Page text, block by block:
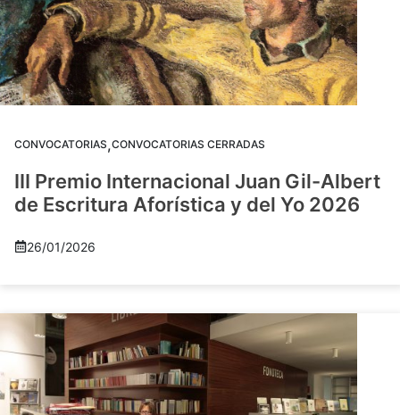
CONVOCATORIAS,CONVOCATORIAS CERRADAS
III Premio Internacional Juan Gil-Albert
de Escritura Aforística y del Yo 2026
26/01/2026